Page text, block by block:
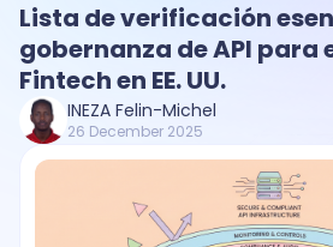
Lista de verificación
gobernanza de API para
Fintech en EE. UU.
INEZA Felin-Michel
26 December 2025